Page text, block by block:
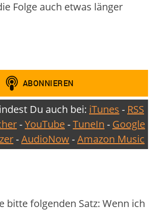
Folge auch etwas länger
Du auch bei: iTunes - RSS
-YouTube-TuneIn - Google
-AudioNow-Amazon Music
bitte folgenden Satz: Wenn ich